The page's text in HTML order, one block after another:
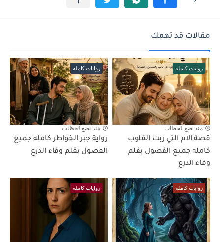
مقالات قد تهمك
روايات كامله
منذ بضع لحظات
قصة الام التي ربت القلوب
كامله جميع الفصول بقلم
وفاء الدرع
روايات كامله
منذ بضع لحظات
رواية جبر الخواطر كامله جميع
الفصول بقلم وفاء الدرع
روايات كامله روايات كامله